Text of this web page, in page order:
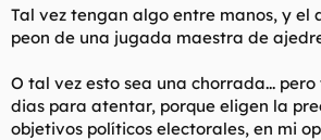
Tal vez tengan algo entre manos, y el
peon de una jugada maestra de
O tal vez esto sea una chorrada...
dias para atentar, porque eligen la
objetivos políticos electorales, en mi